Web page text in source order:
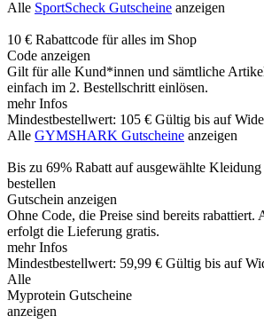
Alle SportScheck Gutscheine anzeigen
10 € Rabattcode für alles im Shop
Code anzeigen
Gilt für alle Kund*innen und sämtliche
einfach im 2. Bestellschritt einlösen.
mehr Infos
Mindestbestellwert: 105 € Gültig bis auf
Alle GYMSHARK Gutscheine anzeigen
Bis zu 69% Rabatt auf ausgewählte
bestellen
Gutschein anzeigen
Ohne Code, die Preise sind bereits
erfolgt die Lieferung gratis.
mehr Infos
Mindestbestellwert: 59,99 € Gültig bis auf
Alle
Myprotein Gutscheine
anzeigen